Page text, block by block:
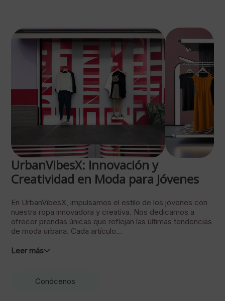
UrbanVibesX: Innovación y
Creatividad en Moda para Jóvenes
En UrbanVibesX, impulsamos el estilo de los jóvenes con
nuestra ropa innovadora y creativa. Nos dedicamos a
ofrecer prendas únicas que reflejan las últimas tendencias
de moda urbana. Cada artículo...
Leer más
Conócenos